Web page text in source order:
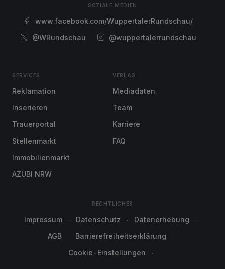
SOZIALE MEDIEN
www.facebook.com/WuppertalerRundschau/
@WRundschau
@wuppertalerrundschau
SERVICES
Reklamation
Inserieren
Trauerportal
Stellenmarkt
Immobilienmarkt
AZUBI NRW
VERLAG
Mediadaten
Team
Karriere
FAQ
RECHTLICHES
Impressum Datenschutz
Datenerhebung
AGB
Barrierefreiheitserklärung
Cookie-Einstellungen